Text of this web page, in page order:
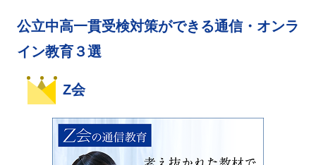
公立中高一貫受検対策ができる通信・オンラ
イン教育３選
Z会